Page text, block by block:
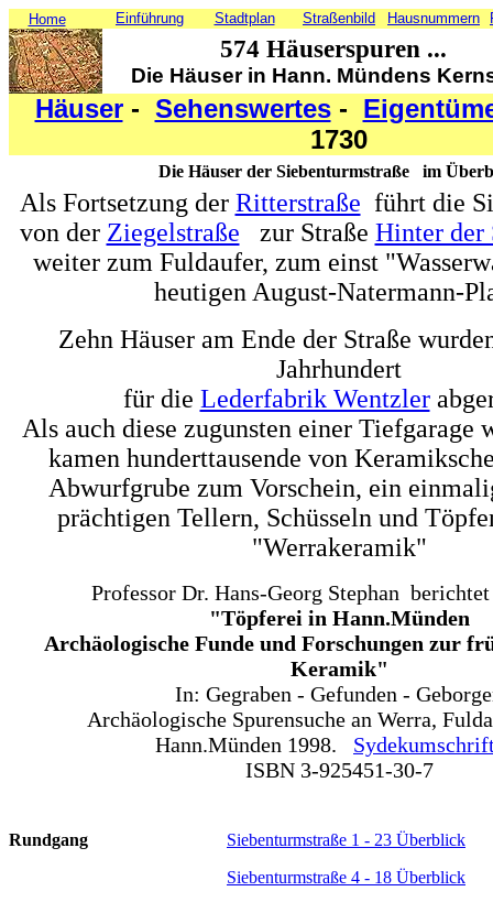
Home Einführung Stadtplan Straßenbild Hausnummern
574 Häuserspuren ...
Die Häuser in Hann. Mündens
Häuser- Sehenswertes-
1730
Die Häuser der Siebenturmstraße im
Als Fortsetzung der Ritterstraße führt die
von der Ziegelstraße zur Straße Hinter der
weiter zum Fuldaufer, zum einst
heutigen August-Natermann-
Zehn Häuser am Ende der Straße
Jahrhundert
für die Lederfabrik Wentzler
Als auch diese zugunsten einer Tiefgarage
kamen hunderttausende von
Abwurfgrube zum Vorschein, ein
prächtigen Tellern, Schüsseln und
"Werrakeramik"
Professor Dr. Hans-Georg Stephan
"Töpferei in Hann.Münden
Archäologische Funde und Forschungen zur
Keramik"
In: Gegraben - Gefunden -
Archäologische Spurensuche an Werra,
Hann.Münden 1998.
ISBN 3-925451-30-7
Rundgang
Siebenturmstraße 1 - 23 Überblick
Siebenturmstraße 4 - 18 Überblick